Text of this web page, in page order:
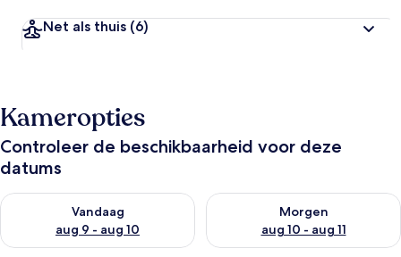
Net als thuis (6)
Kameropties
Controleer de beschikbaarheid voor deze
datums
Vandaag
aug 9 - aug 10
De beschikbaarheid controleren voor vanavond aug 9 - aug
Morgen
aug 10 - aug 11
De beschikbaarheid